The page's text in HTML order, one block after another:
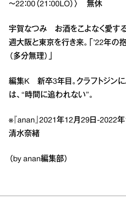
～22：00（21：00LO）〉 無休
宇賀なつみ お酒をこよなく愛す
週大阪と東京を行き来。「’22年の
（多分無理）」
編集K 新卒3年目。クラフトジンに
は、“時間に追われない”。
※『anan』2021年12月29日‐2022年
清水奈緒
（by anan編集部）